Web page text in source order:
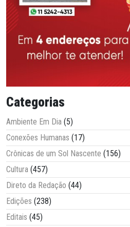
Categorias
Ambiente Em Dia (5)
Conexões Humanas (17)
Crônicas de um Sol Nascente (156)
Cultura (457)
Direto da Redação (44)
Edições (238)
Editais (45)